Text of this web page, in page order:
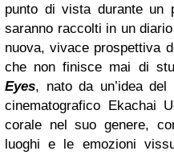
punto di vista durante un
saranno raccolti in un
nuova, vivace prospettiva
che non finisce mai di
Eyes, nato da un’idea
cinematografico Ekachai
corale nel suo genere,
luoghi e le emozioni